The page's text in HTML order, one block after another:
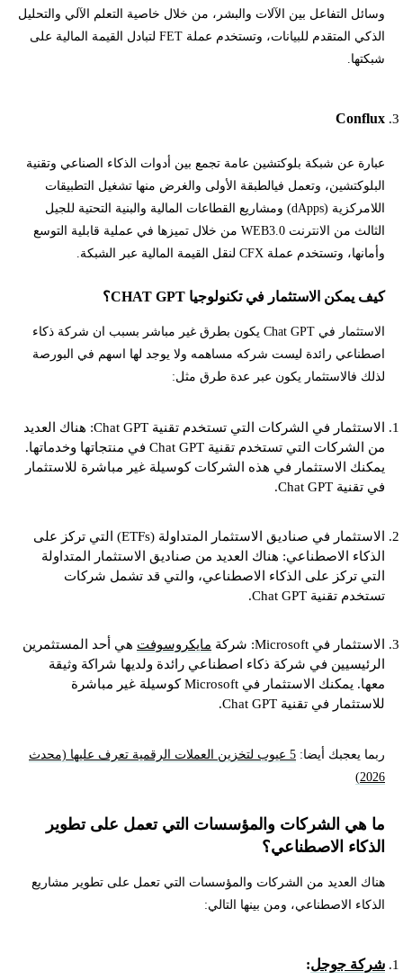
وسائل التفاعل بين الآلات والبشر، من خلال خاصية التعلم الآلي والتحليل
الذكي المتقدم للبيانات، وتستخدم عملة FET لتبادل القيمة المالية على
شبكتها.
Conflux
عبارة عن شبكة بلوكتشين عامة تجمع بين أدوات الذكاء الصناعي وتقنية
البلوكتشين، وتعمل فيالطبقة الأولى والغرض منها تشغيل التطبيقات
اللامركزية (dApps) ومشاريع القطاعات المالية والبنية التحتية للجيل
الثالث من الانترنت WEB3.0 من خلال تميزها في عملية قابلية التوسع
وأمانها، وتستخدم عملة CFX لنقل القيمة المالية عبر الشبكة.
كيف يمكن الاستثمار في تكنولوجيا CHAT GPT؟
الاستثمار في Chat GPT يكون بطرق غير مباشر بسبب ان شركة ذكاء
اصطناعي رائدة ليست شركه مساهمه ولا يوجد لها اسهم في البورصة
لذلك فالاستثمار يكون عبر عدة طرق مثل:
الاستثمار في الشركات التي تستخدم تقنية Chat GPT: هناك العديد
من الشركات التي تستخدم تقنية Chat GPT في منتجاتها وخدماتها.
يمكنك الاستثمار في هذه الشركات كوسيلة غير مباشرة للاستثمار
في تقنية Chat GPT.
الاستثمار في صناديق الاستثمار المتداولة (ETFs) التي تركز على
الذكاء الاصطناعي: هناك العديد من صناديق الاستثمار المتداولة
التي تركز على الذكاء الاصطناعي، والتي قد تشمل شركات
تستخدم تقنية Chat GPT.
الاستثمار في Microsoft: شركة مايكروسوفت هي أحد المستثمرين
الرئيسيين في شركة ذكاء اصطناعي رائدة ولديها شراكة وثيقة
معها. يمكنك الاستثمار في Microsoft كوسيلة غير مباشرة
للاستثمار في تقنية Chat GPT.
ربما يعجبك أيضا:
5 عيوب لتخزين العملات الرقمية تعرف عليها (محدث
2026)
ما هي الشركات والمؤسسات التي تعمل على تطوير
الذكاء الاصطناعي؟
هناك العديد من الشركات والمؤسسات التي تعمل على تطوير مشاريع
الذكاء الاصطناعي، ومن بينها التالي:
شركة جوجل: